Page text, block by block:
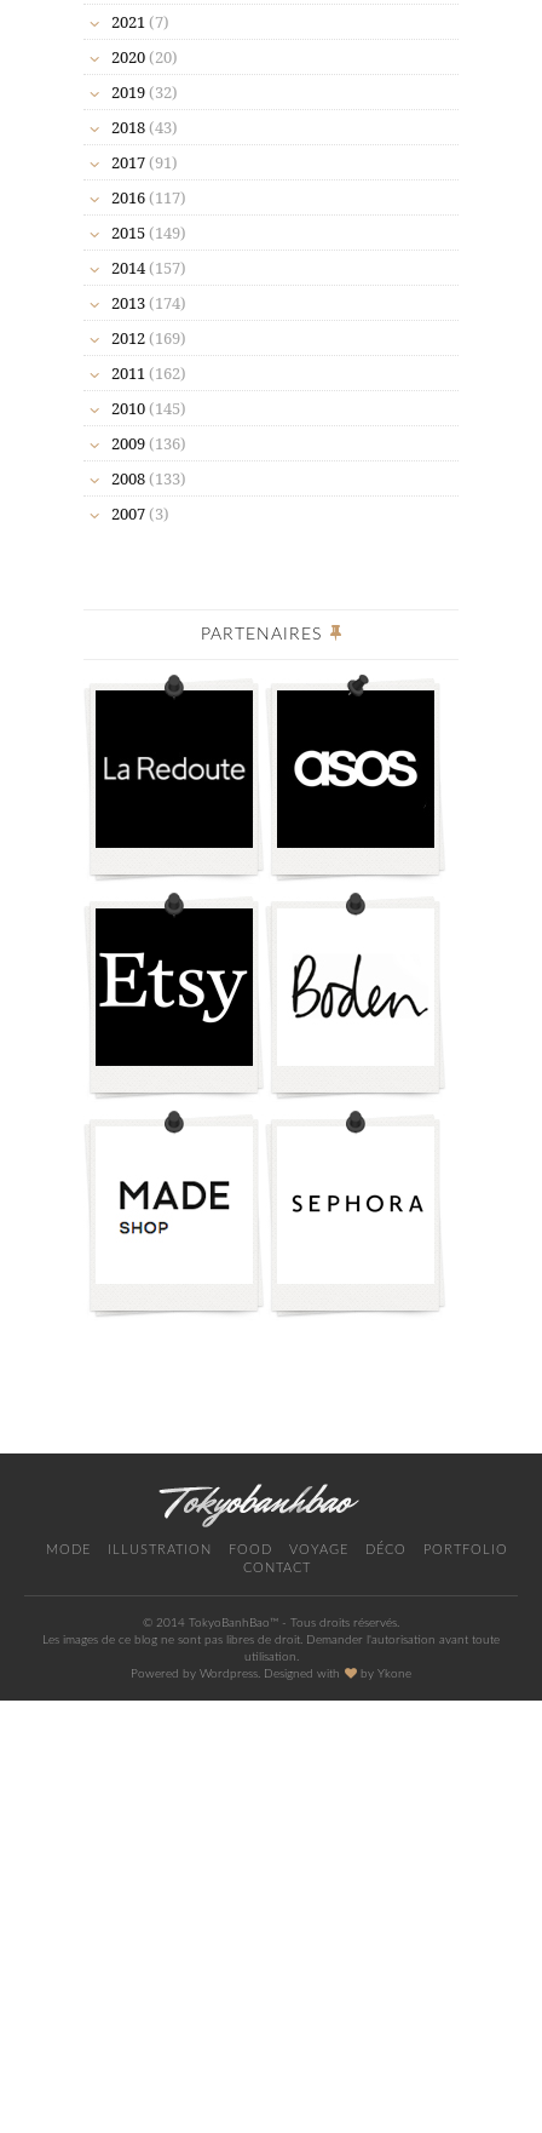
2021 (7)
2020 (20)
2019 (32)
2018 (43)
2017 (91)
2016 (117)
2015 (149)
2014 (157)
2013 (174)
2012 (169)
2011 (162)
2010 (145)
2009 (136)
2008 (133)
2007 (3)
PARTENAIRES
MODE ILLUSTRATION FOOD VOYAGE DÉCO
PORTFOLIO
CONTACT
© 2014 TokyoBanhBao™ - Tous droits réservés.
Les images de ce blog ne sont pas libres de droit. Demander l'autorisation avant toute
utilisation.
Powered by Wordpress. Designed with
by Ykone